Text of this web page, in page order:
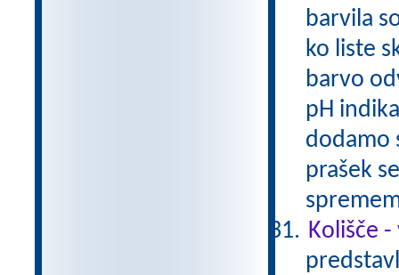
barvila
ko liste
barvo
pH
dodamo
prašek
Kolišče